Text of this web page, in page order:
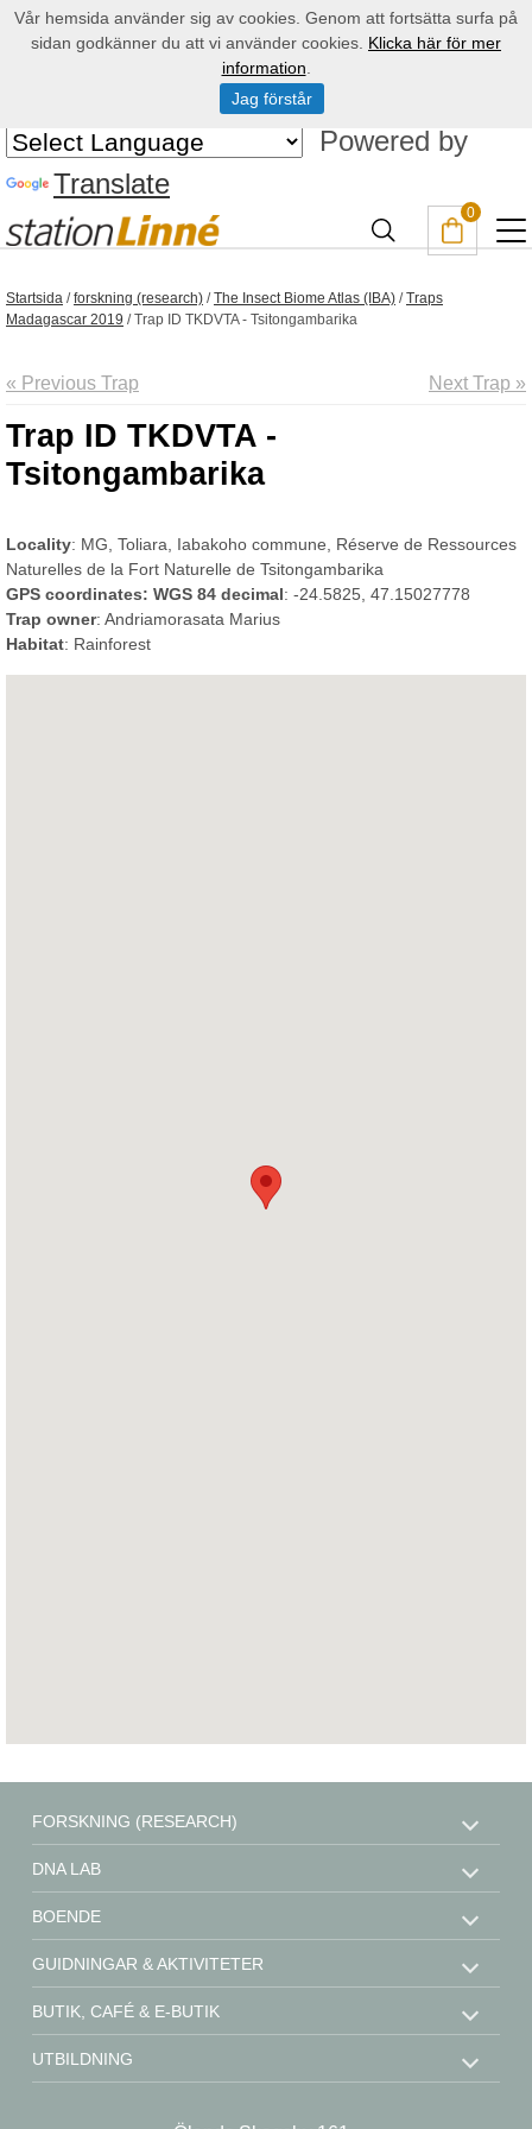
Powered by
Translate
0
Startsida /forskning (research) /The Insect Biome Atlas (IBA) /Traps
Madagascar 2019 /Trap ID TKDVTA - Tsitongambarika
« Previous Trap Next Trap »
Trap ID TKDVTA -
Tsitongambarika
Locality: MG, Toliara, Iabakoho commune, Réserve de Ressources
Naturelles de la Fort Naturelle de Tsitongambarika
GPS coordinates: WGS 84 decimal: -24.5825, 47.15027778
Trap owner: Andriamorasata Marius
Habitat: Rainforest
FORSKNING (RESEARCH)
DNA LAB
BOENDE
GUIDNINGAR & AKTIVITETER
BUTIK, CAFÉ & E-BUTIK
UTBILDNING
Vår hemsida använder sig av cookies. Genom att fortsätta surfa på
sidan godkänner du att vi använder cookies. Klicka här för mer
information
Jag förstår